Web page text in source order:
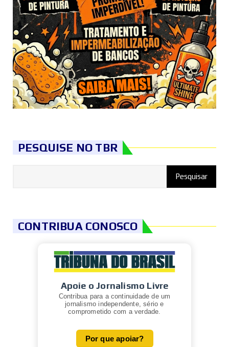
PESQUISE NO TBR
CONTRIBUA CONOSCO
Apoie o Jornalismo Livre
Contribua para a continuidade de um
jornalismo independente, sério e
comprometido com a verdade.
Por que apoiar?